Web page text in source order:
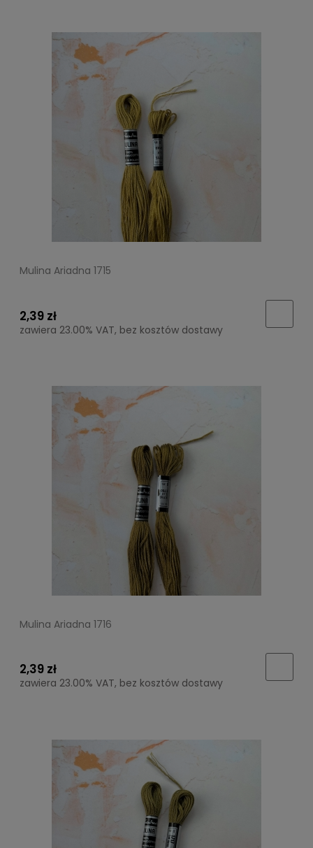
Mulina Ariadna 1715
2,39 zł
zawiera 23.00% VAT, bez kosztów dostawy
Mulina Ariadna 1716
2,39 zł
zawiera 23.00% VAT, bez kosztów dostawy